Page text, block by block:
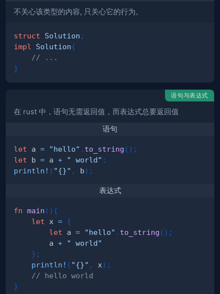
不关心该类型的内容, 只关心它的行为。
struct Solution ;
impl
Solution{
// ...
}
语句与表达式
在 rust 中，语句无需返回值，而表达式总要返回值
语句
let a = "hello" . to_string ( ) ;
let b = a + " world" ;
println! ( "{}" , b) ;
表达式
fn main ( ) {
let x = {
let a = "hello" . to_string ( ) ;
        a
+
" world"
} ;
println! ( "{}" , x) ;
// hello world
}